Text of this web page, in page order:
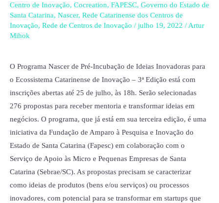
Centro de Inovação, Cocreation, FAPESC, Governo do Estado de
Santa Catarina, Nascer, Rede Catarinense dos Centros de
Inovação, Rede de Centros de Inovação / julho 19, 2022 / Artur
Mihok
O Programa Nascer de Pré-Incubação de Ideias Inovadoras para
o Ecossistema Catarinense de Inovação – 3ª Edição está com
inscrições abertas até 25 de julho, às 18h. Serão selecionadas
276 propostas para receber mentoria e transformar ideias em
negócios. O programa, que já está em sua terceira edição, é uma
iniciativa da Fundação de Amparo à Pesquisa e Inovação do
Estado de Santa Catarina (Fapesc) em colaboração com o
Serviço de Apoio às Micro e Pequenas Empresas de Santa
Catarina (Sebrae/SC). As propostas precisam se caracterizar
como ideias de produtos (bens e/ou serviços) ou processos
inovadores, com potencial para se transformar em startups que
Programa
de
Pré-